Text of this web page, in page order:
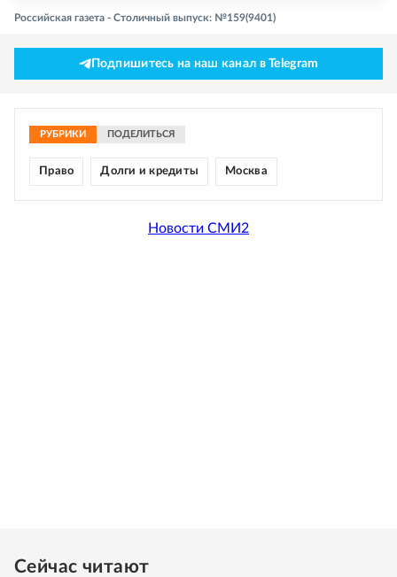
Российская газета - Столичный выпуск: №159(9401)
Подпишитесь на наш канал в Telegram
РУБРИКИ ПОДЕЛИТЬСЯ
Право Долги и кредиты Москва
Новости СМИ2
Сейчас читают